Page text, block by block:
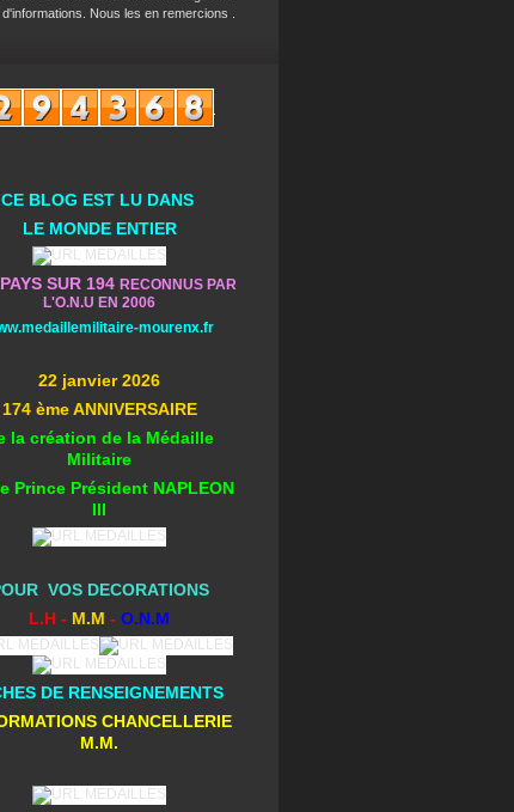
Nous les en remercions .
CE BLOG EST LU DANS
LE MONDE ENTIER
SUR 194 RECONNUS PAR
L'O.N.U EN 2006
mourenx.fr
22 janvier 2026
174 ème ANNIVERSAIRE
la création de la Médaille
Militaire
Prince Président NAPLEON
III
VOS DECORATIONS
L.H - M.M - O.N.M
DE RENSEIGNEMENTS
CHANCELLERIE
M.M.